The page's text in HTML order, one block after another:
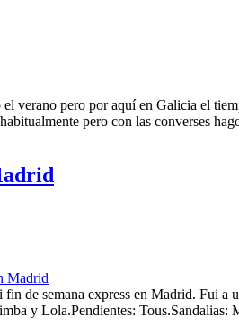
verano pero por aquí en Galicia el
pero con las converses
Madrid
de semana express en Madrid. Fui
y Lola.Pendientes: